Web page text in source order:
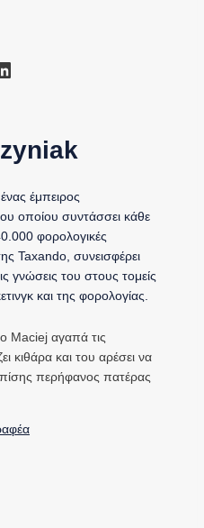
έμπειρος
οποίου συντάσσει κάθε
φορολογικές
Taxando, συνεισφέρει
γνώσεις του στους τομείς
και της φορολογίας.
Maciej αγαπά τις
κιθάρα και του αρέσει να
περήφανος πατέρας